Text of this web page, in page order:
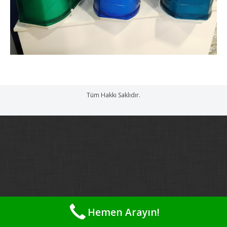
Tüm Hakkı Saklıdır.
Hemen Arayın!